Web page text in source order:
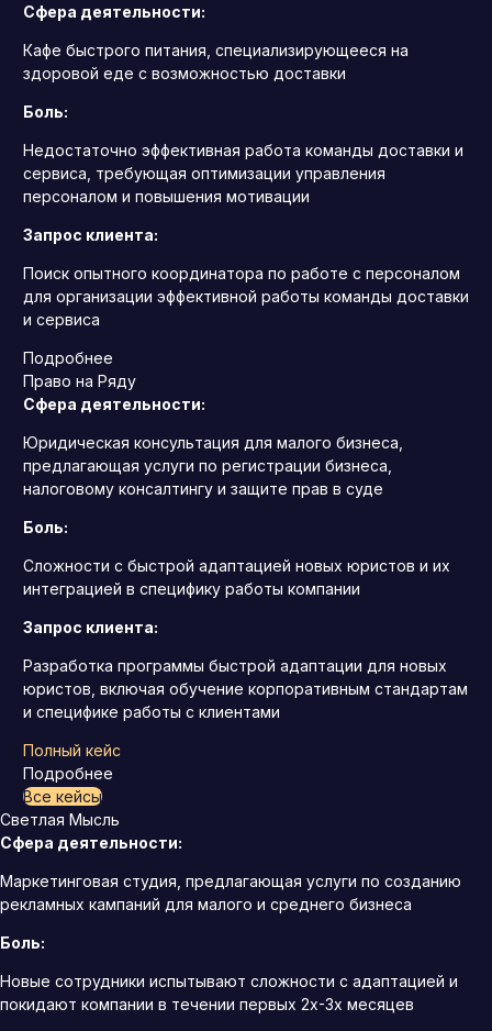
Сфера деятельности:
Кафе быстрого питания, специализирующееся на
здоровой еде с возможностью доставки
Боль:
Недостаточно эффективная работа команды доставки и
сервиса, требующая оптимизации управления
персоналом и повышения мотивации
Запрос клиента:
Поиск опытного координатора по работе с персоналом
для организации эффективной работы команды доставки
и сервиса
Подробнее
Право на Ряду
Сфера деятельности:
Юридическая консультация для малого бизнеса,
предлагающая услуги по регистрации бизнеса,
налоговому консалтингу и защите прав в суде
Боль:
Сложности с быстрой адаптацией новых юристов и их
интеграцией в специфику работы компании
Запрос клиента:
Разработка программы быстрой адаптации для новых
юристов, включая обучение корпоративным стандартам
и специфике работы с клиентами
Полный кейс
Подробнее
Все кейсы
Светлая Мысль
Сфера деятельности:
Маркетинговая студия, предлагающая услуги по созданию
рекламных кампаний для малого и среднего бизнеса
Боль:
Новые сотрудники испытывают сложности с адаптацией и
покидают компании в течении первых 2х-3х месяцев